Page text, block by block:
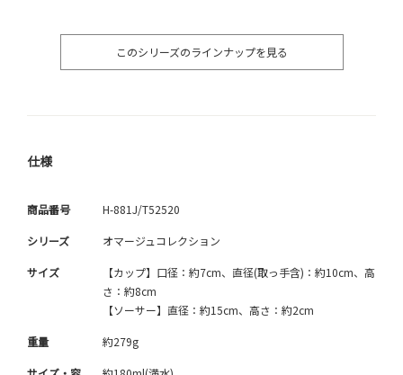
このシリーズのラインナップを見る
仕様
商品番号 H-881J/T52520
シリーズ オマージュコレクション
サイズ
【カップ】口径：約7cm、直径(取っ手含)：約10cm、高
さ：約8cm
【ソーサー】直径：約15cm、高さ：約2cm
重量 約279g